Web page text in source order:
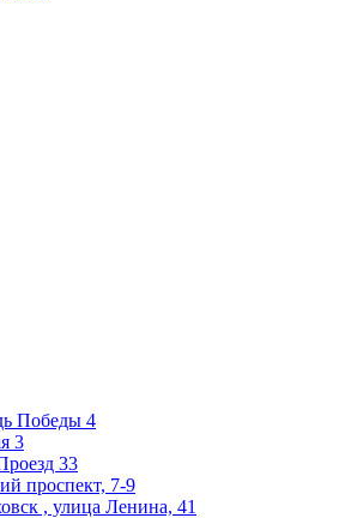
Победы 4
3
33
проспект, 7-9
, улица Ленина, 41